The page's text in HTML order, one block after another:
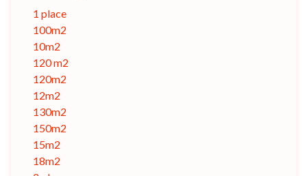
1 place
100m2
10m2
120 m2
120m2
12m2
130m2
150m2
15m2
18m2